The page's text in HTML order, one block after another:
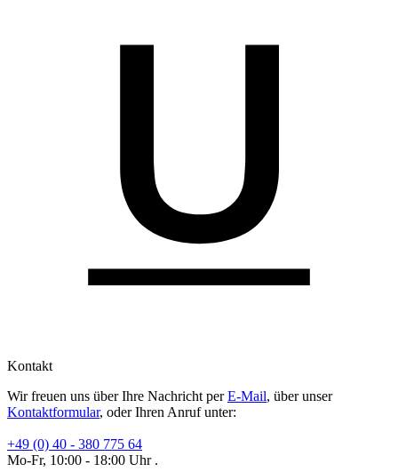
Kontakt
Wir freuen uns über Ihre Nachricht perE-Mail, über unser
Kontaktformular, oder Ihren Anruf unter:
+49 (0) 40 - 380 775 64
Mo-Fr, 10:00 - 18:00 Uhr .